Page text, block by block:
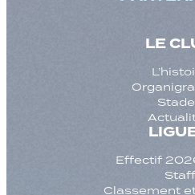
LE
Effectif
Staff
Classement